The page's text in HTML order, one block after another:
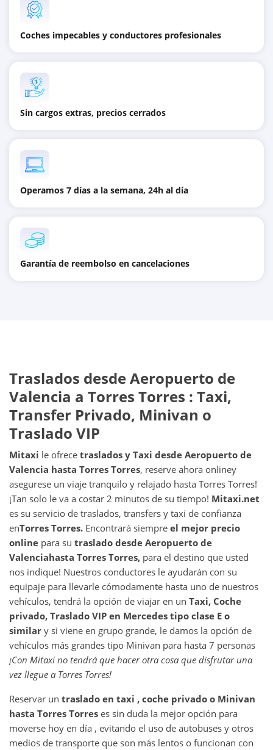
Coches impecables y conductores profesionales
Sin cargos extras, precios cerrados
Operamos 7 días a la semana, 24h al día
Garantía de reembolso en cancelaciones
Traslados desdeAeropuerto de
Valencia a Torres Torres : Taxi,
Transfer Privado, Minivan o
Traslado VIP
Mitaxi le ofrece traslados y Taxi desde Aeropuerto de
Valencia hasta Torres Torres, reserve ahora onliney
asegurese un viaje tranquilo y relajado hasta Torres Torres!
¡Tan solo le va a costar 2 minutos de su tiempo! Mitaxi.net
es su servicio de traslados, transfers y taxi de confianza
enTorres Torres. Encontrará siempre el mejor precio
online para su traslado desde Aeropuerto de
Valenciahasta Torres Torres, para el destino que usted
nos indique! Nuestros conductores le ayudarán con su
equipaje para llevarle cómodamente hasta uno de nuestros
vehículos, tendrá la opción de viajar en un Taxi, Coche
privado, Traslado VIP en Mercedes tipo clase E o
similar y si viene en grupo grande, le damos la opción de
vehículos más grandes tipo Minivan para hasta 7 personas
¡Con Mitaxi no tendrá que hacer otra cosa que disfrutar una
vez llegue a Torres Torres!
Reservar un traslado en taxi , coche privado o Minivan
hasta Torres Torres es sin duda la mejor opción para
moverse hoy en día , evitando el uso de autobuses y otros
medios de transporte que son más lentos o funcionan con